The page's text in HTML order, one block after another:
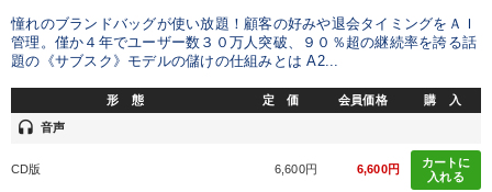
憧れのブランドバッグが使い放題！顧客の好みや退会タイミングをＡＩ
管理。僅か４年でユーザー数３０万人突破、９０％超の継続率を誇る話
題の《サブスク》モデルの儲けの仕組みとは A2...
形 態 定 価 会員価格 購 入
headset 音声
CD版 6,600円 6,600円
カートに
入れる